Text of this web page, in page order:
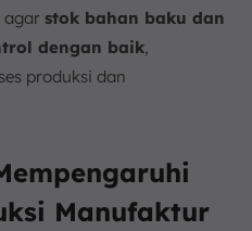
agar stok bahan baku dan
dengan baik,
produksi dan
Manufaktur